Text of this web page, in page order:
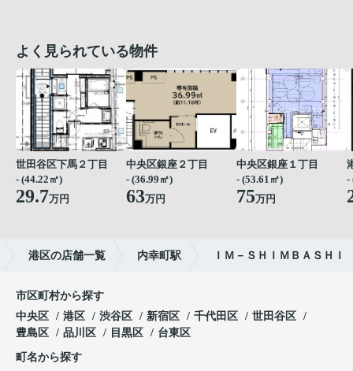
よく見られている物件
世田谷区下馬２丁目
- (44.22㎡)
29.7万円
中央区銀座２丁目
- (36.99㎡)
63万円
中央区銀座１丁目
- (53.61㎡)
75万円
-
港区の店舗一覧 内幸町駅 ＩＭ－ＳＨＩＭＢＡＳＨＩ
市区町村から探す
中央区
港区 渋谷区 新宿区 千代田区
世田谷区
豊島区
品川区 目黒区 台東区
町名から探す